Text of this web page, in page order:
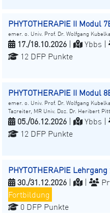
PHYTOTHERAPIE II Modul
emer. o. Univ. Prof. Dr. Wolfgang
17./18.10.2026 Ybbs |
12 DFP Punkte
PHYTOTHERAPIE II Modul
emer. o. Univ. Prof. Dr. Wolfgang
Tazreiter, MR Univ. Doz. Dr. Heribert
05./06.12.2026 Ybbs |
12 DFP Punkte
PHYTOTHERAPIE Lehrgang
30./31.12.2026
Fortbildung
0 DFP Punkte